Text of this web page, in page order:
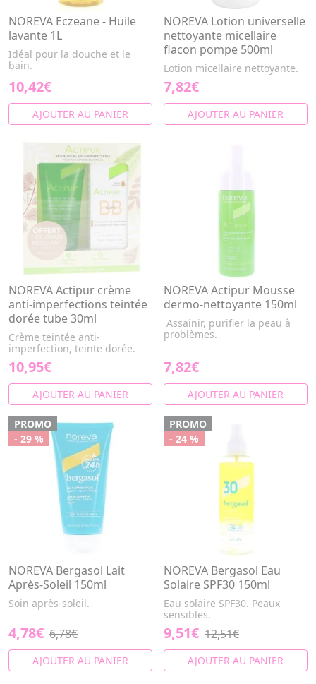
NOREVA Eczeane - Huile
lavante 1L
Idéal pour la douche et le
bain.
10,42€
AJOUTER AU PANIER
NOREVA Lotion universelle
nettoyante micellaire
flacon pompe 500ml
Lotion micellaire nettoyante.
7,82€
AJOUTER AU PANIER
NOREVA Actipur crème
anti-imperfections teintée
dorée tube 30ml
Crème teintée anti-
imperfection, teinte dorée.
10,95€
AJOUTER AU PANIER
NOREVA Actipur Mousse
dermo-nettoyante 150ml
Assainir, purifier la peau à
problèmes.
7,82€
AJOUTER AU PANIER
PROMO
- 29 %
NOREVA Bergasol Lait
Après-Soleil 150ml
Soin après-soleil.
4,78€ 6,78€
AJOUTER AU PANIER
PROMO
- 24 %
NOREVA Bergasol Eau
Solaire SPF30 150ml
Eau solaire SPF30. Peaux
sensibles.
9,51€ 12,51€
AJOUTER AU PANIER